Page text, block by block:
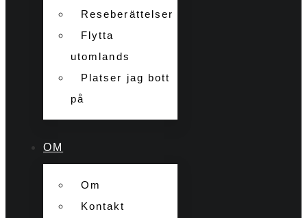
Reseberättelser
Flytta
utomlands
Platser jag bott
på
OM
Om
Kontakt